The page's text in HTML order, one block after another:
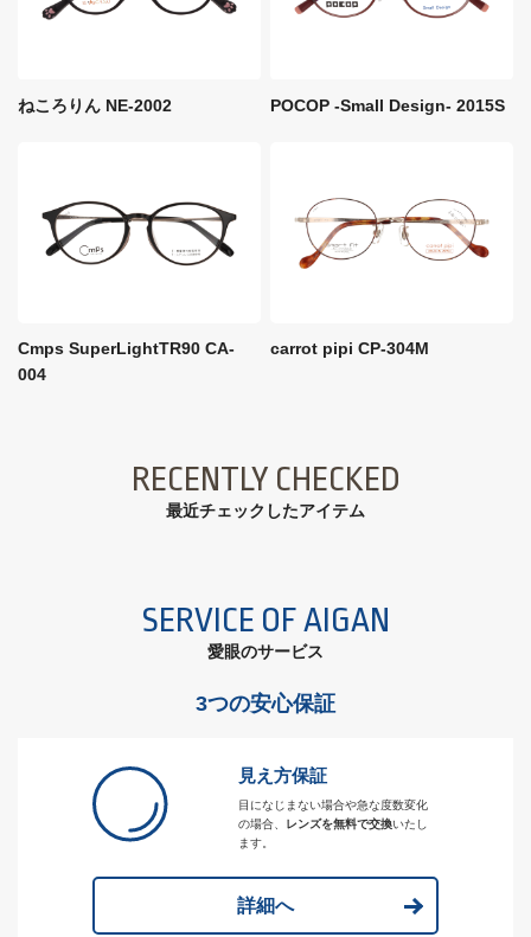
ねころりん NE-2002 POCOP -Small Design- 2015S
Cmps SuperLightTR90 CA-
004
carrot pipi CP-304M
RECENTLY CHECKED
最近チェックしたアイテム
SERVICE OF AIGAN
愛眼のサービス
3つの安心保証
見え方保証
目になじまない場合や急な度数変化
の場合、
レンズを無料で交換いたし
ます。
詳細へ